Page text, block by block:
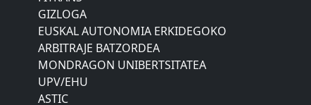
GIZLOGA
EUSKAL AUTONOMIA ERKIDEGOKO
ARBITRAJE BATZORDEA
MONDRAGON UNIBERTSITATEA
UPV/EHU
ASTIC